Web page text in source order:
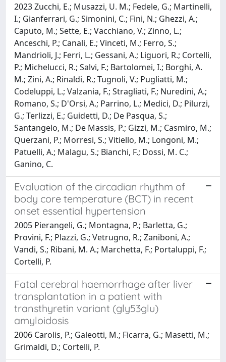
2023 Zucchi, E.; Musazzi, U. M.; Fedele, G.; Martinelli,
I.; Gianferrari, G.; Simonini, C.; Fini, N.; Ghezzi, A.;
Caputo, M.; Sette, E.; Vacchiano, V.; Zinno, L.;
Anceschi, P.; Canali, E.; Vinceti, M.; Ferro, S.;
Mandrioli, J.; Ferri, L.; Gessani, A.; Liguori, R.; Cortelli,
P.; Michelucci, R.; Salvi, F.; Bartolomei, I.; Borghi, A.
M.; Zini, A.; Rinaldi, R.; Tugnoli, V.; Pugliatti, M.;
Codeluppi, L.; Valzania, F.; Stragliati, F.; Nuredini, A.;
Romano, S.; D'Orsi, A.; Parrino, L.; Medici, D.; Pilurzi,
G.; Terlizzi, E.; Guidetti, D.; De Pasqua, S.;
Santangelo, M.; De Massis, P.; Gizzi, M.; Casmiro, M.;
Querzani, P.; Morresi, S.; Vitiello, M.; Longoni, M.;
Patuelli, A.; Malagu, S.; Bianchi, F.; Dossi, M. C.;
Ganino, C.
Evaluation of the circadian rhythm of
body core temperature (BCT) in recent
onset essential hypertension
2005 Pierangeli, G.; Montagna, P.; Barletta, G.;
Provini, F.; Plazzi, G.; Vetrugno, R.; Zaniboni, A.;
Vandi, S.; Ribani, M. A.; Marchetta, F.; Portaluppi, F.;
Cortelli, P.
Fatal cerebral haemorrhage after liver
transplantation in a patient with
transthyretin variant (gly53glu)
amyloidosis
2006 Carolis, P.; Galeotti, M.; Ficarra, G.; Masetti, M.;
Grimaldi, D.; Cortelli, P.